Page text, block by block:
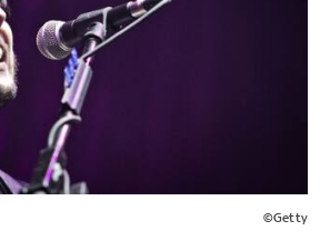
©Getty